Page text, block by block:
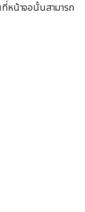
ที่หน้าจอนั้นสามารถ